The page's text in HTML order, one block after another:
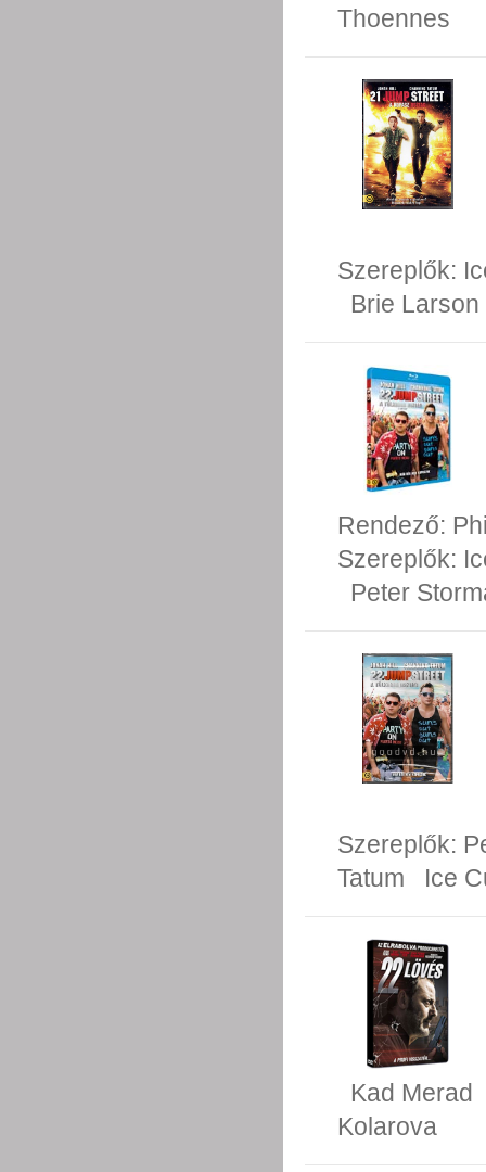
Thoennes
Szereplők:
Brie Larson
Rendező:
Szereplők:
Peter
Szereplők:
Tatum
Ice
Kad Merad
Kolarova